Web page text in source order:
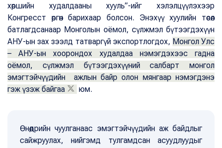
хөршийн худалдааны хууль”-ийг хэлэлцүүлэхээр
Конгресст өргөн барихаар болсон. Энэхүү хуулийн төсөл
батлагдсанаар Монголын оёмол, сүлжмэл бүтээгдэхүүн
АНУ-ын зах зээлд татваргүй экспортлогдох, Монгол Улс
– АНУ-ын хоорондох худалдаа нэмэгдэхээс гадна
оёмол, сүлжмэл бүтээгдэхүүний салбарт монгол
эмэгтэйчүүдийн ажлын байр олон мянгаар нэмэгдэнэ
гэж үзэж байгаа
юм.
Өнөөдрийн чуулганаас эмэгтэйчүүдийн аж байдлыг
сайжруулах, нийгэмд тулгамдсан асуудлуудыг